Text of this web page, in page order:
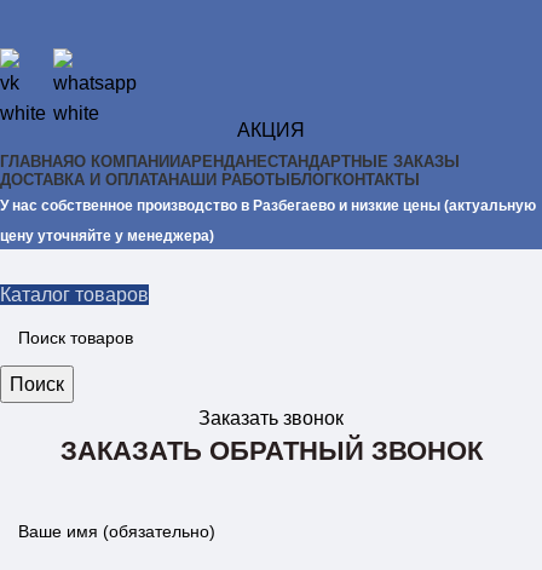
АКЦИЯ
ГЛАВНАЯО КОМПАНИИАРЕНДАНЕСТАНДАРТНЫЕ ЗАКАЗЫ
ДОСТАВКА И ОПЛАТАНАШИ РАБОТЫ БЛОГКОНТАКТЫ
У нас собственное производство в Разбегаево и низкие цены (актуальную
цену уточняйте у менеджера)
Каталог товаров
Поиск
Заказать звонок
ЗАКАЗАТЬ ОБРАТНЫЙ ЗВОНОК